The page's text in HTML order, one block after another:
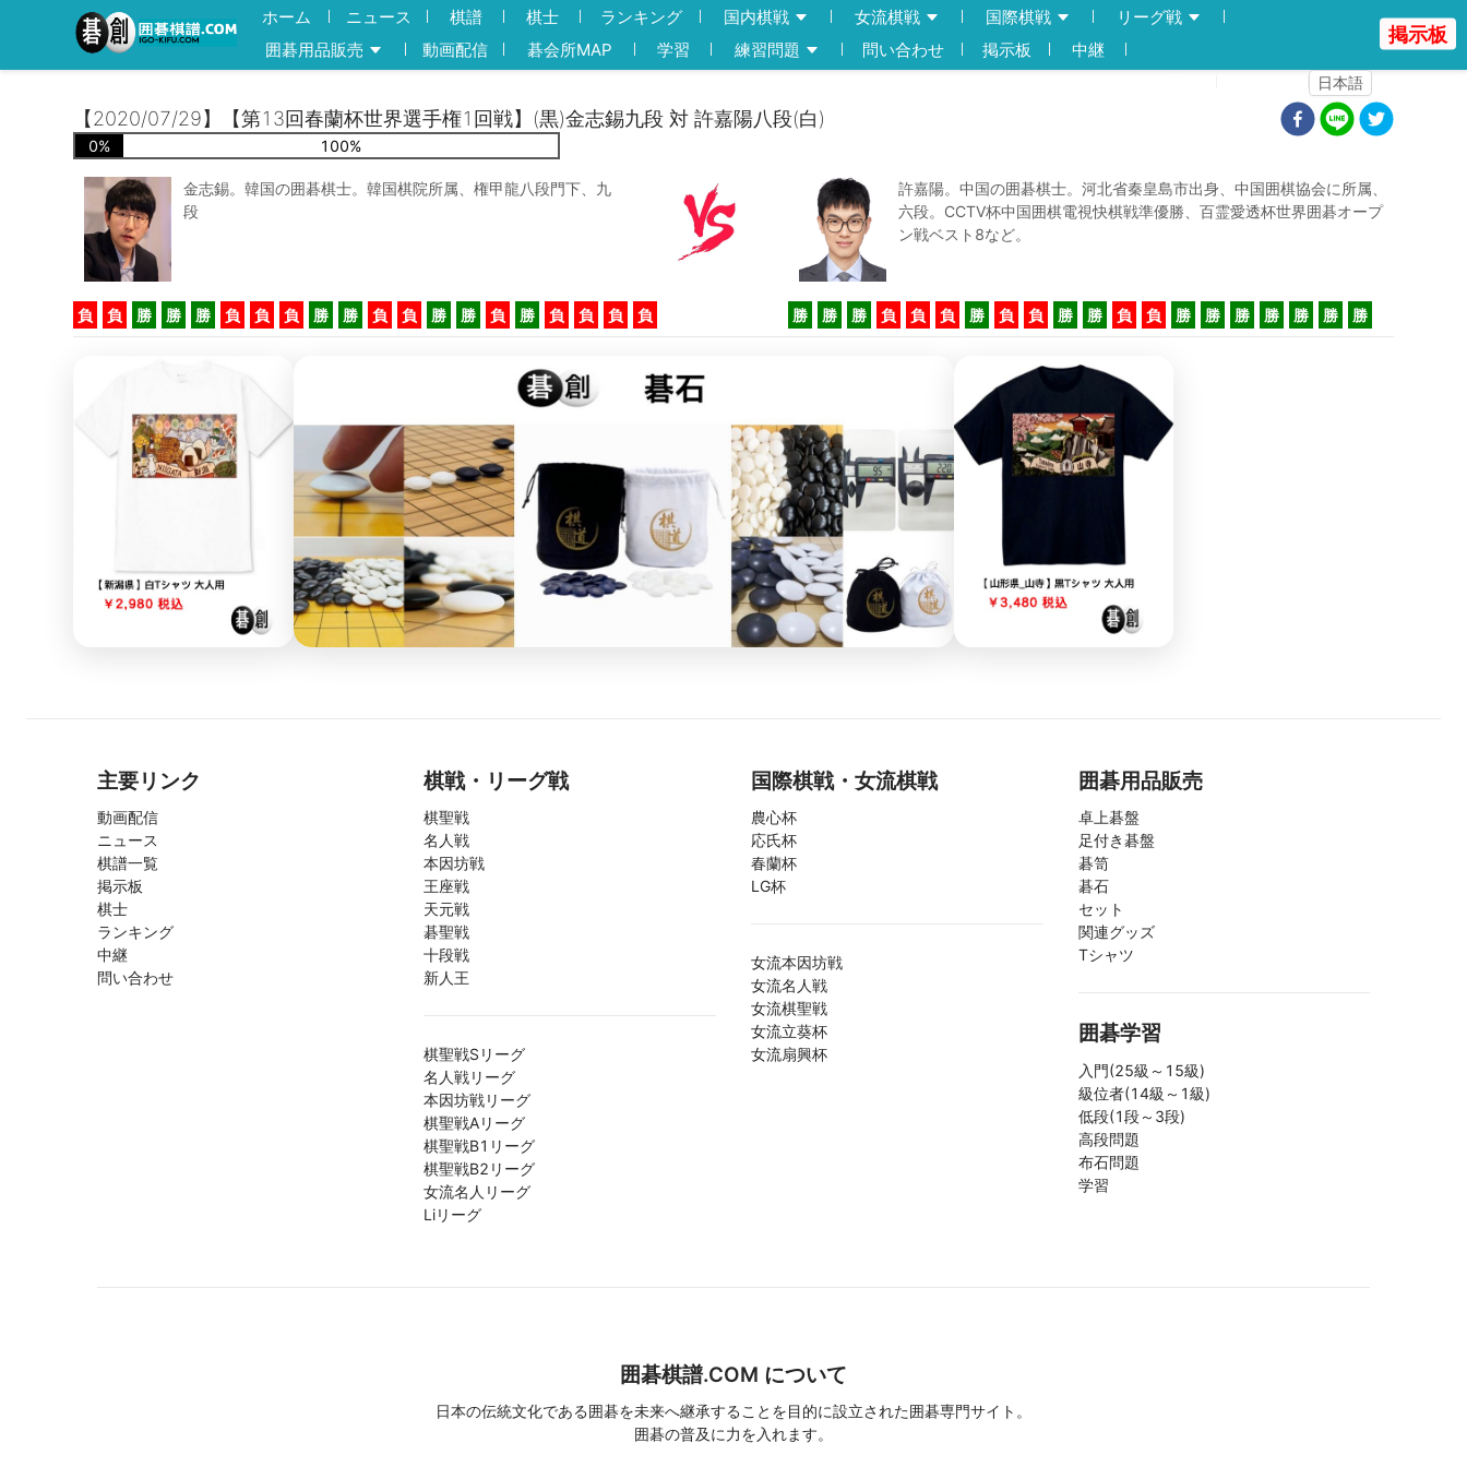
ホーム ニュース 棋譜 棋士 ランキング 国内棋戦 女流棋戦 国際棋戦
リーグ戦
囲碁用品販売
動画配信 碁会所MAP 学習 練習問題 問い合わせ 掲示板
中継
日本語
掲示板
【2020/07/29】【第13回春蘭杯世界選手権1回戦】(黒)金志錫九段 対 許嘉陽八段(白)
0% 100%
金志錫。韓国の囲碁棋士。韓国棋院所属、権甲龍八段門下、九
段
許嘉陽。中国の囲碁棋士。河北省秦皇島市出身、中国囲棋協会に所属、
六段。CCTV杯中国囲棋電視快棋戦準優勝、百霊愛透杯世界囲碁オープ
ン戦ベスト8など。
負 負 勝 勝 勝 負 負 負 勝 勝 負 負 勝 勝 負 勝 負 負 負 負 勝 勝 勝 負 負 負 勝 負 負 勝 勝 負 負 勝 勝 勝 勝 勝 勝 勝
主要リンク
動画配信
ニュース
棋譜一覧
掲示板
棋士
ランキング
中継
問い合わせ
棋戦・リーグ戦
棋聖戦
名人戦
本因坊戦
王座戦
天元戦
碁聖戦
十段戦
新人王
棋聖戦Sリーグ
名人戦リーグ
本因坊戦リーグ
棋聖戦Aリーグ
棋聖戦B1リーグ
棋聖戦B2リーグ
女流名人リーグ
Liリーグ
国際棋戦・女流棋戦
農心杯
応氏杯
春蘭杯
LG杯
女流本因坊戦
女流名人戦
女流棋聖戦
女流立葵杯
女流扇興杯
囲碁用品販売
卓上碁盤
足付き碁盤
碁笥
碁石
セット
関連グッズ
Tシャツ
囲碁学習
入門(25級～15級)
級位者(14級～1級)
低段(1段～3段)
高段問題
布石問題
学習
囲碁棋譜.COM について
日本の伝統文化である囲碁を未来へ継承することを目的に設立された囲碁専門サイト。
囲碁の普及に力を入れます。